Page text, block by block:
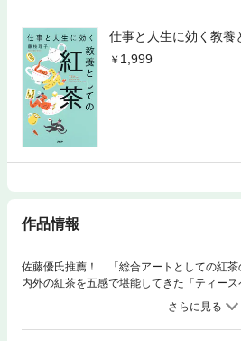
仕事と人生に効く教養
1,999
作品情報
佐藤優氏推薦！ 「総合アートとしての紅茶
内外の紅茶を五感で堪能してきた「ティー
の歴史・文化・マナー 「紅茶はビジネスエ
ート」と称されるように、紅茶の背景には
芸術、宗教、交易の歴史から、植民地抗争